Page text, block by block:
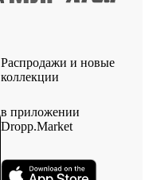
Распродажи и новые
коллекции
в приложении
Dropp.Market